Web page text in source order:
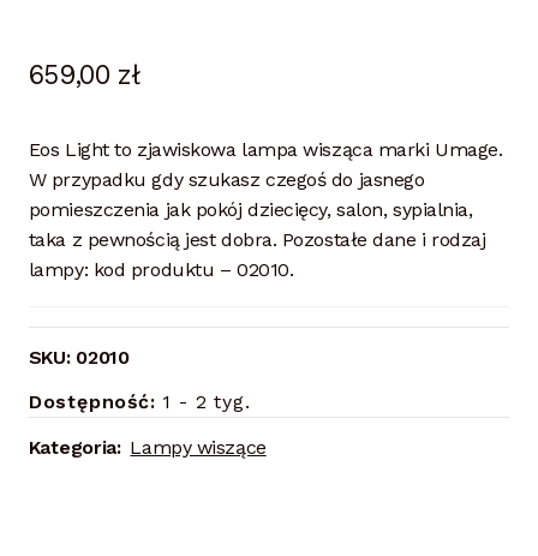
659,00 zł
Eos Light to zjawiskowa lampa wisząca marki Umage.
W przypadku gdy szukasz czegoś do jasnego
pomieszczenia jak pokój dziecięcy, salon, sypialnia,
taka z pewnością jest dobra. Pozostałe dane i rodzaj
lampy: kod produktu – 02010.
SKU: 02010
Dostępność: 1 - 2 tyg.
Kategoria: Lampy wiszące